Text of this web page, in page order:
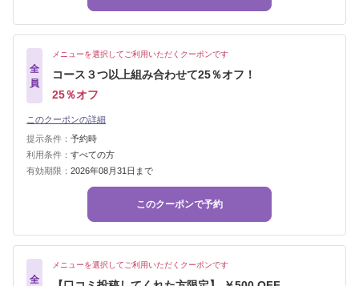
全
員
メニューを選択してご利用いただくクーポンです
コース３つ以上組み合わせて25％オフ！
25％オフ
このクーポンの詳細
提示条件： 予約時
利用条件： すべての方
有効期限： 2026年08月31日まで
このクーポンで予約
全
メニューを選択してご利用いただくクーポンです